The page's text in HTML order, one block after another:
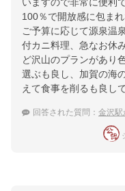
いますので非常に便利
100％で開放感に包ま
ご予算に応じて源泉温
付カニ料理、急なお休
ど沢山のプランがあり
選ぶも良し、加賀の海
えて食事を削るも良しで
回答された質問： 金沢駅